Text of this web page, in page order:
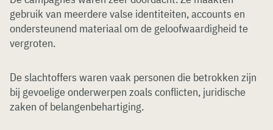
gebruik van meerdere valse identiteiten, accounts en
ondersteunend materiaal om de geloofwaardigheid te
vergroten.
De slachtoffers waren vaak personen die betrokken zijn
bij gevoelige onderwerpen zoals conflicten, juridische
zaken of belangenbehartiging.